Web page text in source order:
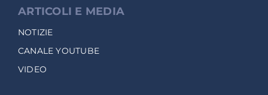
ARTICOLI E MEDIA
NOTIZIE
CANALE YOUTUBE
VIDEO